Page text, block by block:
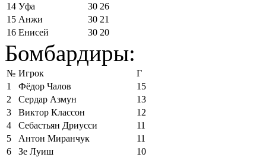
14 Уфа 30 26
15 Анжи 30 21
16 Енисей 30 20
Бомбардиры:
№ Игрок
Г
1
Фёдор Чалов
15
2
Сердар Азмун
13
3
Виктор Классон
12
4
Себастьян Дриусси
11
5
Антон Миранчук
11
6
Зе Луиш
10